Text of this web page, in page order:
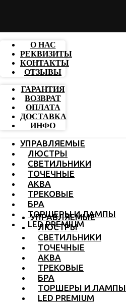
О НАС
РЕКВИЗИТЫ
КОНТАКТЫ
ОТЗЫВЫ
ГАРАНТИЯ
ВОЗВРАТ
ОПЛАТА
ДОСТАВКА
ИНФО
УПРАВЛЯЕМЫЕ
ЛЮСТРЫ
СВЕТИЛЬНИКИ
ТОЧЕЧНЫЕ
АКВА
ТРЕКОВЫЕ
БРА
ТОРШЕРЫ И ЛАМПЫ
LED PREMIUM
УПРАВЛЯЕМЫЕ
ЛЮСТРЫ
СВЕТИЛЬНИКИ
ТОЧЕЧНЫЕ
АКВА
ТРЕКОВЫЕ
БРА
ТОРШЕРЫ И ЛАМПЫ
LED PREMIUM